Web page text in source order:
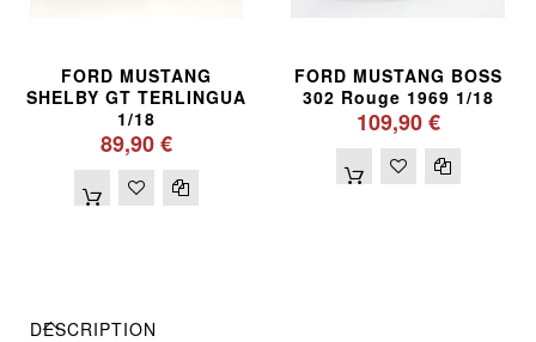
FORD MUSTANG
SHELBY GT TERLINGUA
1/18
89,90 €
FORD MUSTANG BOSS
302 Rouge 1969 1/18
109,90 €
DESCRIPTION